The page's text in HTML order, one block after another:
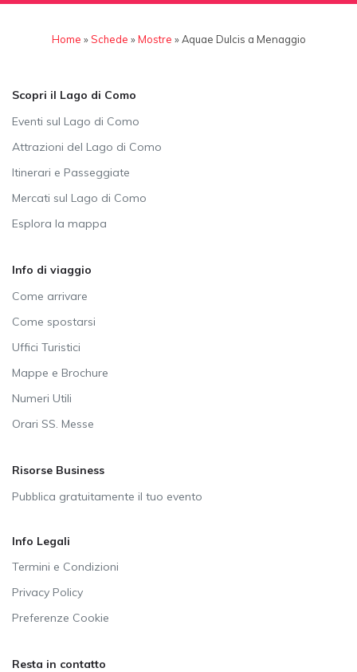
Home »Schede »Mostre »Aquae Dulcis a Menaggio
Scopri il Lago di Como
Eventi sul Lago di Como
Attrazioni del Lago di Como
Itinerari e Passeggiate
Mercati sul Lago di Como
Esplora la mappa
Info di viaggio
Come arrivare
Come spostarsi
Uffici Turistici
Mappe e Brochure
Numeri Utili
Orari SS. Messe
Risorse Business
Pubblica gratuitamente il tuo evento
Info Legali
Termini e Condizioni
Privacy Policy
Preferenze Cookie
Resta in contatto